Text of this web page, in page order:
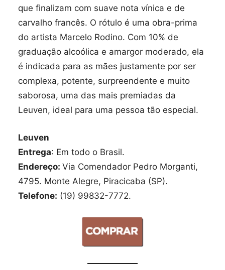
que finalizam com suave nota vínica e de
carvalho francês. O rótulo é uma obra-prima
do artista Marcelo Rodino. Com 10% de
graduação alcoólica e amargor moderado, ela
é indicada para as mães justamente por ser
complexa, potente, surpreendente e muito
saborosa, uma das mais premiadas da
Leuven, ideal para uma pessoa tão especial.
Leuven
Entrega: Em todo o Brasil.
Endereço: Via Comendador Pedro Morganti,
4795. Monte Alegre, Piracicaba (SP).
Telefone: (19) 99832-7772.